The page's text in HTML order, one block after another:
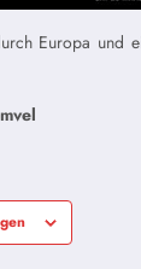
Europa und